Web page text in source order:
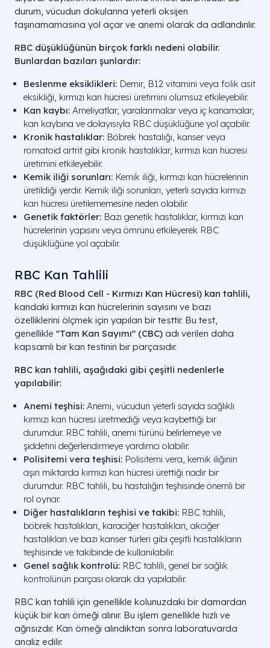
durum, vücudun dokularına yeterli oksijen
taşınamamasına yol açar ve anemi olarak da adlandırılır.
RBC düşüklüğünün birçok farklı nedeni olabilir.
Bunlardan bazıları şunlardır:
Beslenme eksiklikleri: Demir, B12 vitamini veya folik asit
eksikliği, kırmızı kan hücresi üretimini olumsuz etkileyebilir.
Kan kaybı: Ameliyatlar, yaralanmalar veya iç kanamalar,
kan kaybına ve dolayısıyla RBC düşüklüğüne yol açabilir.
Kronik hastalıklar: Böbrek hastalığı, kanser veya
romatoid artrit gibi kronik hastalıklar, kırmızı kan hücresi
üretimini etkileyebilir.
Kemik iliği sorunları: Kemik iliği, kırmızı kan hücrelerinin
üretildiği yerdir. Kemik iliği sorunları, yeterli sayıda kırmızı
kan hücresi üretilememesine neden olabilir.
Genetik faktörler: Bazı genetik hastalıklar, kırmızı kan
hücrelerinin yapısını veya ömrünü etkileyerek RBC
düşüklüğüne yol açabilir.
RBC Kan Tahlili
RBC (Red Blood Cell - Kırmızı Kan Hücresi) kan tahlili,
kandaki kırmızı kan hücrelerinin sayısını ve bazı
özelliklerini ölçmek için yapılan bir testtir. Bu test,
genellikle "Tam Kan Sayımı" (CBC) adı verilen daha
kapsamlı bir kan testinin bir parçasıdır.
RBC kan tahlili, aşağıdaki gibi çeşitli nedenlerle
yapılabilir:
Anemi teşhisi: Anemi, vücudun yeterli sayıda sağlıklı
kırmızı kan hücresi üretmediği veya kaybettiği bir
durumdur. RBC tahlili, anemi türünü belirlemeye ve
şiddetini değerlendirmeye yardımcı olabilir.
Polisitemi vera teşhisi: Polisitemi vera, kemik iliğinin
aşırı miktarda kırmızı kan hücresi ürettiği nadir bir
durumdur. RBC tahlili, bu hastalığın teşhisinde önemli bir
rol oynar.
Diğer hastalıkların teşhisi ve takibi: RBC tahlili,
böbrek hastalıkları, karaciğer hastalıkları, akciğer
hastalıkları ve bazı kanser türleri gibi çeşitli hastalıkların
teşhisinde ve takibinde de kullanılabilir.
Genel sağlık kontrolü: RBC tahlili, genel bir sağlık
kontrolünün parçası olarak da yapılabilir.
RBC kan tahlili için genellikle kolunuzdaki bir damardan
küçük bir kan örneği alınır. Bu işlem genellikle hızlı ve
ağrısızdır. Kan örneği alındıktan sonra laboratuvarda
analiz edilir.